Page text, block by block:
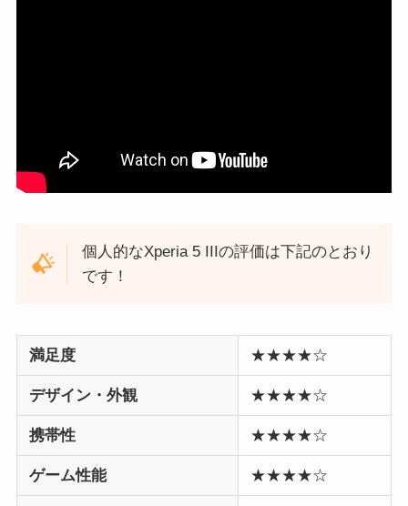
個人的なXperia 5 IIIの評価は下記のとおり
です！
満足度 ★★★★☆
デザイン・外観 ★★★★☆
携帯性 ★★★★☆
ゲーム性能 ★★★★☆